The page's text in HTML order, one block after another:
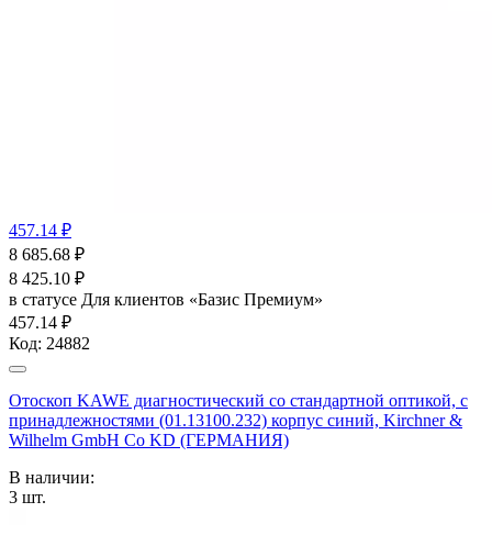
457.14 ₽
8 685.68 ₽
8 425.10 ₽
в статусе Для клиентов «Базис Премиум»
457.14 ₽
Код: 24882
Отоскоп KAWE диагностический со стандартной оптикой, с
принадлежностями (01.13100.232) корпус синий, Kirchner &
Wilhelm GmbH Co KD (ГЕРМАНИЯ)
В наличии:
3 шт.